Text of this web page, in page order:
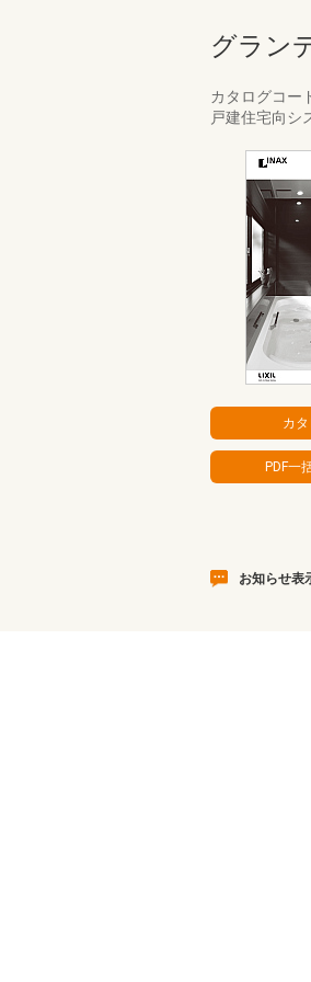
グラン
カタログコー
戸建住宅向シ
お知らせ表